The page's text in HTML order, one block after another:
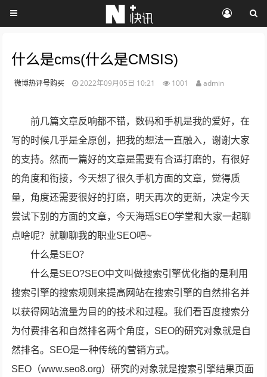
什么是cms(什么是CMSIS)
微博热评号购买 2022年09月05日 10:21 1001 admin
前几篇文章反响都不错，数码和手机是我的爱好，在
写的时候几乎是全原创，把我的想法一直融入，谢谢大家
的支持。然而一篇好的文章是需要有合适打磨的，有很好
的角度和衔接，今天想了很久手机方面的文章，觉得质
量，角度还需要很好的打磨，明天再次的更新，决定今天
尝试下别的方面的文章，今天海瑶SEO学堂和大家一起聊
点啥呢？就聊聊我的职业SEO吧~
什么是SEO？
什么是SEO?SEO中文叫做搜索引擎优化指的是利用
搜索引擎的搜索规则来提高网站在搜索引擎的自然排名并
以获得网站流量为目的的技术和过程。我们看百度搜索分
为付费排名和自然排名两个角度，SEO的研究对象就是自
然排名。SEO是一种传统的营销方式。
SEO（www.seo8.org）研究的对象就是搜索引擎结果页面